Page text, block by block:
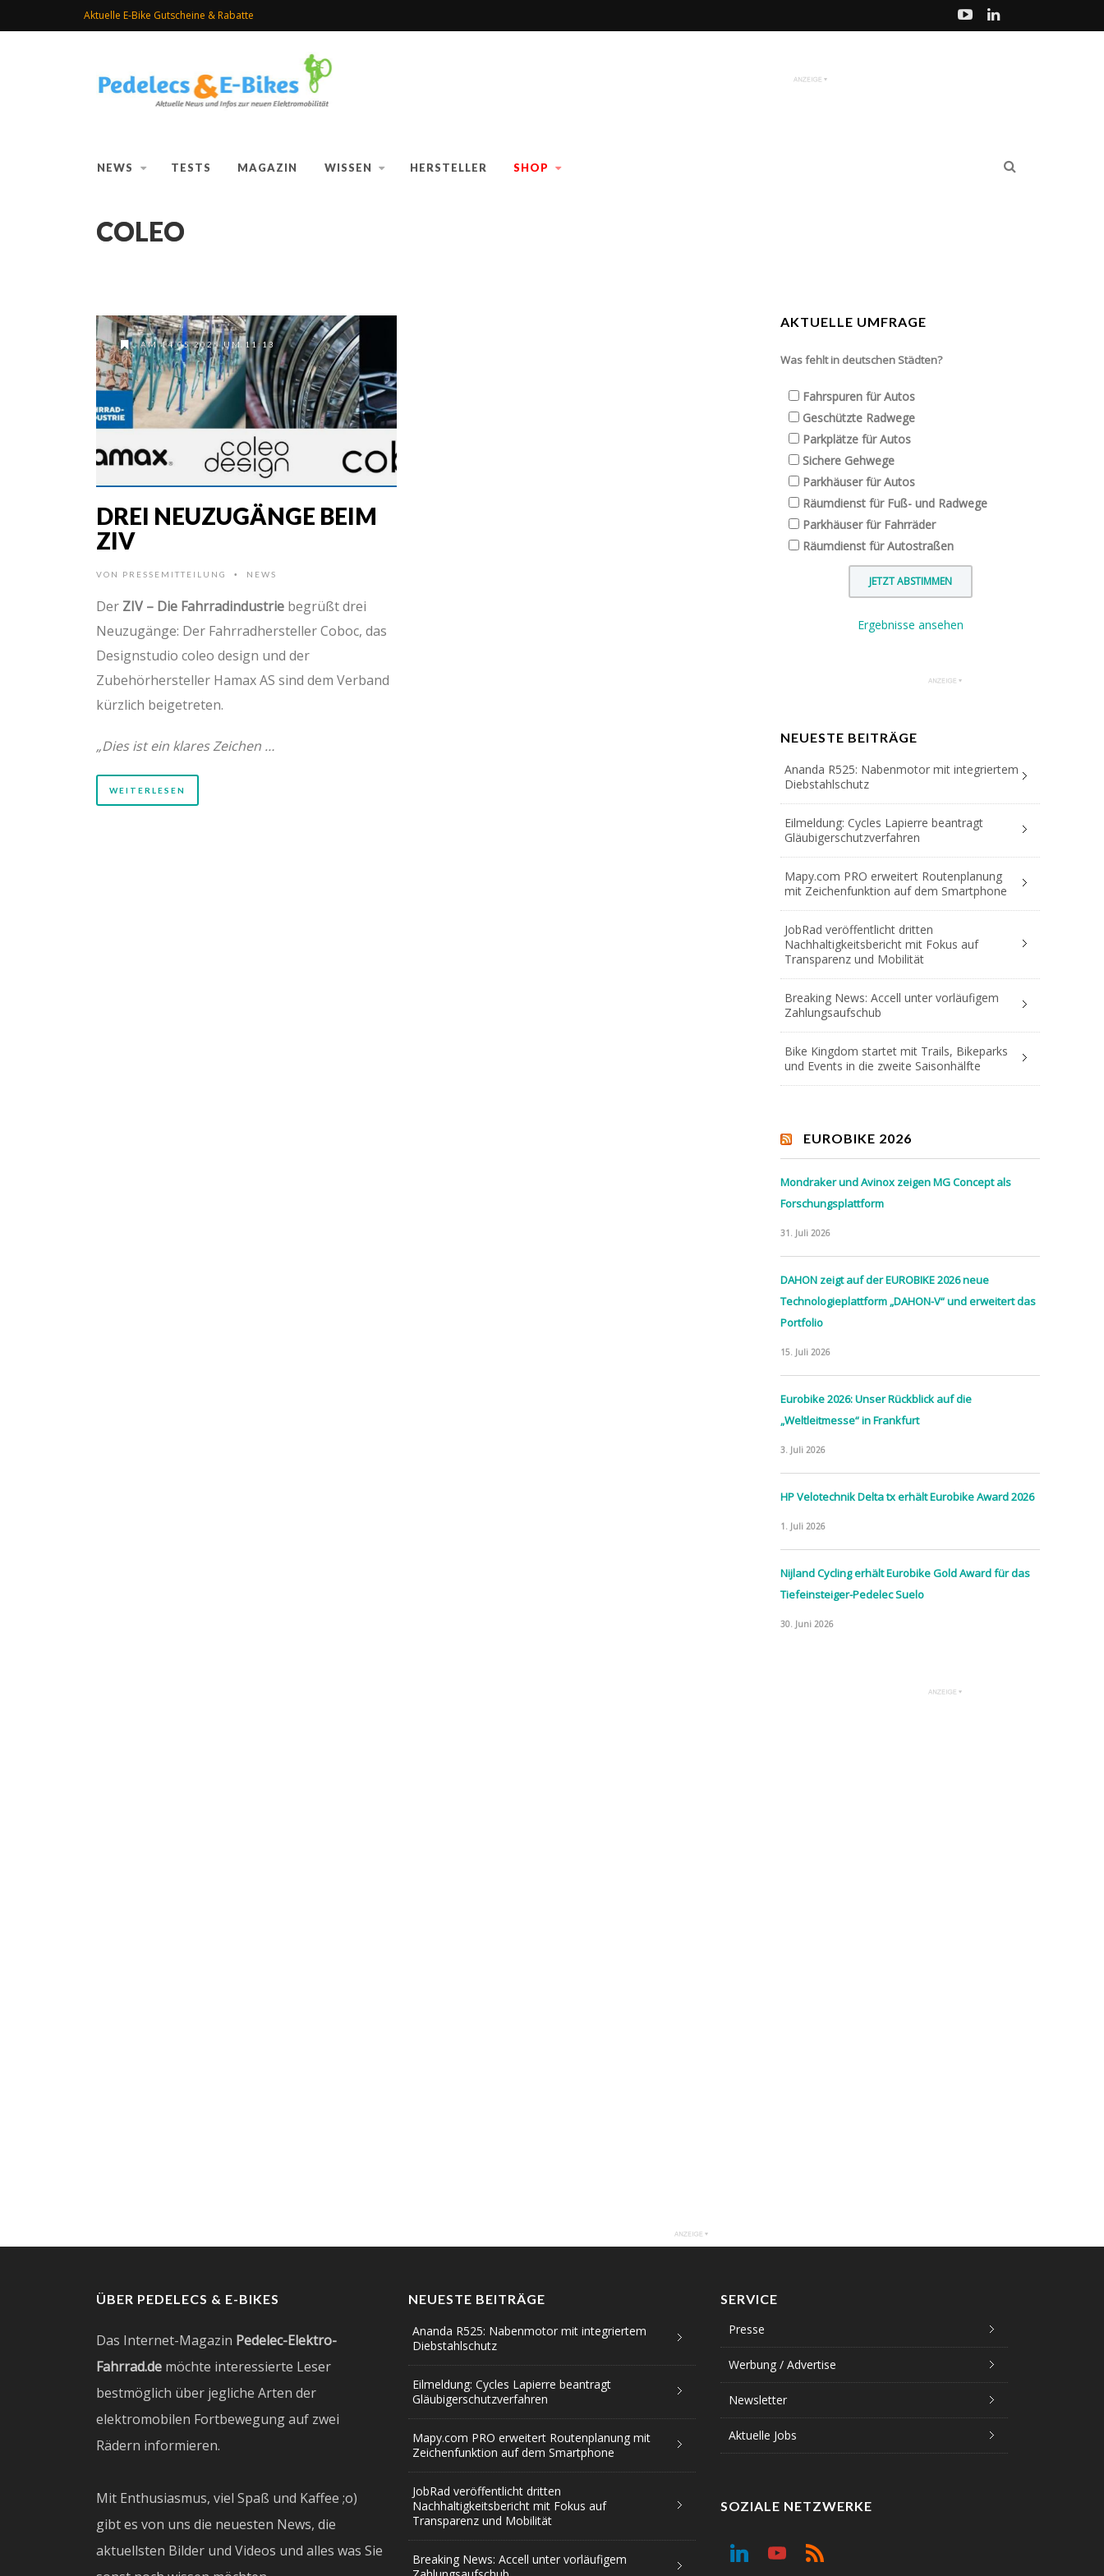
Aktuelle E-Bike Gutscheine & Rabatte
NEWS TESTS MAGAZIN WISSEN HERSTELLER SHOP
COLEO
AM 14.05.2025 UM 11:13
DREI NEUZUGÄNGE BEIM
ZIV
VON PRESSEMITTEILUNG • NEWS
Der ZIV – Die Fahrradindustrie begrüßt drei
Neuzugänge: Der Fahrradhersteller Coboc, das
Designstudio coleo design und der
Zubehörhersteller Hamax AS sind dem Verband
kürzlich beigetreten.
„Dies ist ein klares Zeichen …
WEITERLESEN
AKTUELLE UMFRAGE
Was fehlt in deutschen Städten?
Fahrspuren für Autos
Geschützte Radwege
Parkplätze für Autos
Sichere Gehwege
Parkhäuser für Autos
Räumdienst für Fuß- und Radwege
Parkhäuser für Fahrräder
Räumdienst für Autostraßen
Ergebnisse ansehen
NEUESTE BEITRÄGE
Ananda R525: Nabenmotor mit integriertem
Diebstahlschutz
Eilmeldung: Cycles Lapierre beantragt
Gläubigerschutzverfahren
Mapy.com PRO erweitert Routenplanung
mit Zeichenfunktion auf dem Smartphone
JobRad veröffentlicht dritten
Nachhaltigkeitsbericht mit Fokus auf
Transparenz und Mobilität
Breaking News: Accell unter vorläufigem
Zahlungsaufschub
Bike Kingdom startet mit Trails, Bikeparks
und Events in die zweite Saisonhälfte
EUROBIKE 2026
Mondraker und Avinox zeigen MG Concept als
Forschungsplattform
31. Juli 2026
DAHON zeigt auf der EUROBIKE 2026 neue
Technologieplattform „DAHON-V“ und erweitert das
Portfolio
15. Juli 2026
Eurobike 2026: Unser Rückblick auf die
„Weltleitmesse“ in Frankfurt
3. Juli 2026
HP Velotechnik Delta tx erhält Eurobike Award 2026
1. Juli 2026
Nijland Cycling erhält Eurobike Gold Award für das
Tiefeinsteiger-Pedelec Suelo
30. Juni 2026
ÜBER PEDELECS & E-BIKES
Das Internet-Magazin Pedelec-Elektro-
Fahrrad.de möchte interessierte Leser
bestmöglich über jegliche Arten der
elektromobilen Fortbewegung auf zwei
Rädern informieren.
Mit Enthusiasmus, viel Spaß und Kaffee ;o)
gibt es von uns die neuesten News, die
aktuellsten Bilder und Videos und alles was Sie
NEUESTE BEITRÄGE
Ananda R525: Nabenmotor mit integriertem
Diebstahlschutz
Eilmeldung: Cycles Lapierre beantragt
Gläubigerschutzverfahren
Mapy.com PRO erweitert Routenplanung mit
Zeichenfunktion auf dem Smartphone
JobRad veröffentlicht dritten
Nachhaltigkeitsbericht mit Fokus auf
Transparenz und Mobilität
Breaking News: Accell unter vorläufigem
SERVICE
Presse
Werbung / Advertise
Newsletter
Aktuelle Jobs
SOZIALE NETZWERKE